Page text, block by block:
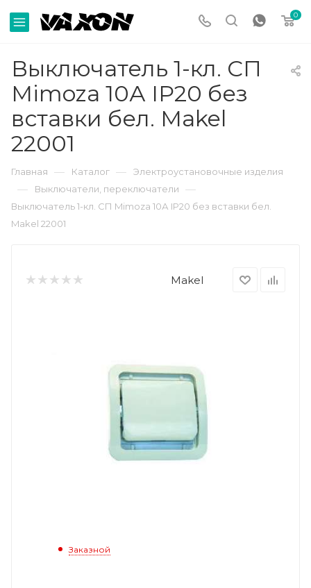
0
Выключатель 1-кл. СП
Mimoza 10А IP20 без
вставки бел. Makel
22001
Главная — Каталог — Электроустановочные изделия
— Выключатели, переключатели —
Выключатель 1-кл. СП Mimoza 10А IP20 без вставки бел.
Makel 22001
Makel
Заказной